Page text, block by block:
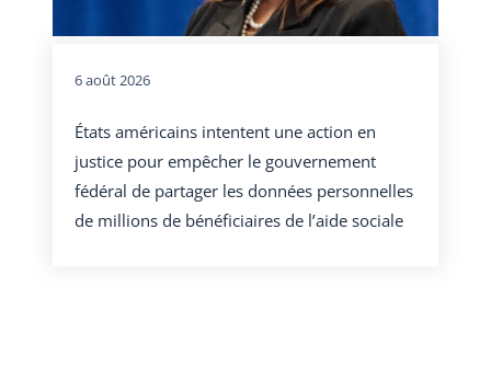
6 août 2026
États américains intentent une action en
justice pour empêcher le gouvernement
fédéral de partager les données personnelles
de millions de bénéficiaires de l’aide sociale